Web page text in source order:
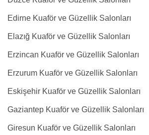
Edirne Kuaför ve Güzellik Salonları
Elazığ Kuaför ve Güzellik Salonları
Erzincan Kuaför ve Güzellik Salonları
Erzurum Kuaför ve Güzellik Salonları
Eskişehir Kuaför ve Güzellik Salonları
Gaziantep Kuaför ve Güzellik Salonları
Giresun Kuaför ve Güzellik Salonları